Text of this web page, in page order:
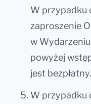
W przypadku
zaproszenie
w
powyżej
jest bezpłatny.
W przypadku